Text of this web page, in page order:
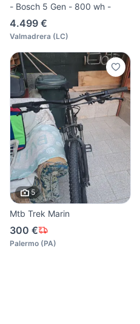
- Bosch 5 Gen - 800 wh -
4.499 €
Valmadrera (LC)
5
Mtb Trek Marin
300 €
Palermo (PA)